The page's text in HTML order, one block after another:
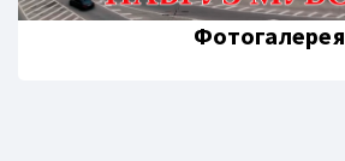
Фотогалерея